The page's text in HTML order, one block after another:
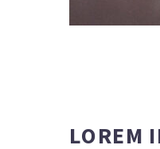
LOREM